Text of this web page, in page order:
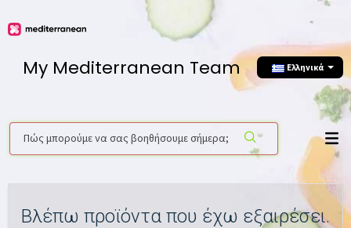
My Mediterranean Team Ελληνικά
Βλέπω προϊόντα που έχω εξαιρέσει.